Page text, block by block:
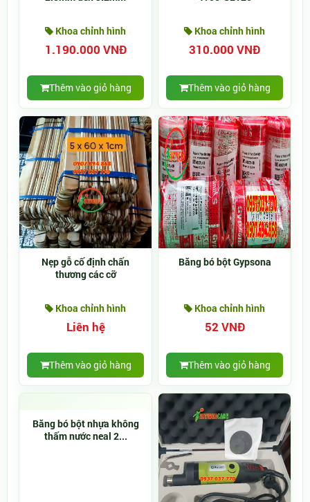
Khoa chỉnh hình
1.190.000 VNĐ
Thêm vào giỏ hàng
Khoa chỉnh hình
310.000 VNĐ
Thêm vào giỏ hàng
Nẹp gỗ cố định chấn
thương các cỡ
Khoa chỉnh hình
Liên hệ
Thêm vào giỏ hàng
Băng bó bột Gypsona
Khoa chỉnh hình
52 VNĐ
Thêm vào giỏ hàng
Băng bó bột nhựa không
thấm nước neal 2...